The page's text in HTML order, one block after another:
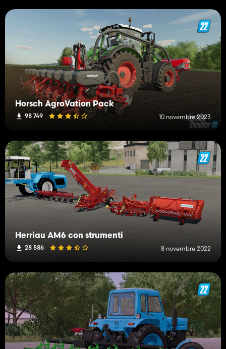
Horsch AgroVation Pack
98 749 10 novembre 2023
Herriau AM6 con strumenti
28 586 8 novembre 2022